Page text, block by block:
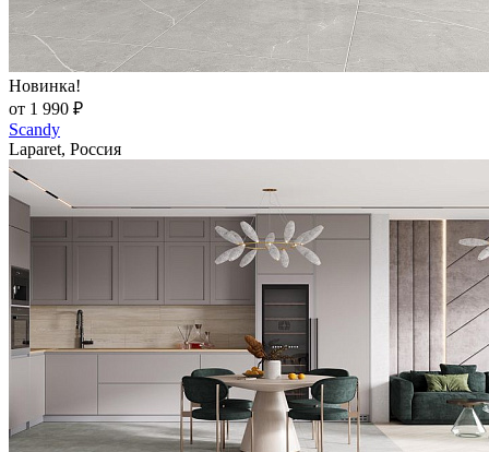
Новинка!
от 1 990 ₽
Scandy
Laparet, Россия